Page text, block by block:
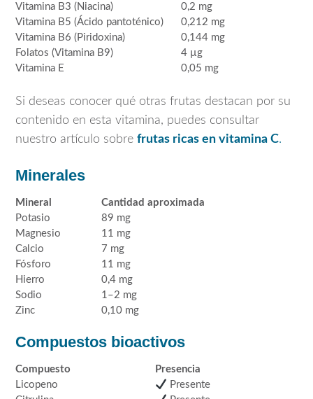
Vitamina B3 (Niacina)
0,2 mg
Vitamina B5 (Ácido pantoténico)
0,212 mg
Vitamina B6 (Piridoxina)
0,144 mg
Folatos (Vitamina B9)
4 µg
Vitamina E
0,05 mg
Si deseas conocer qué otras frutas destacan por su
contenido en esta vitamina, puedes consultar
nuestro artículo sobre frutas ricas en vitamina C.
Minerales
Mineral
Cantidad aproximada
Potasio
89 mg
Magnesio
11 mg
Calcio
7 mg
Fósforo
11 mg
Hierro
0,4 mg
Sodio
1–2 mg
Zinc
0,10 mg
Compuestos bioactivos
Compuesto
Presencia
Licopeno
Presente